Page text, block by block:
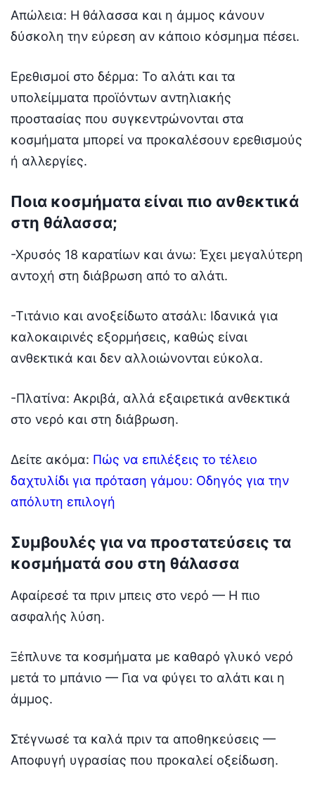
Απώλεια: Η θάλασσα και η άμμος κάνουν
δύσκολη την εύρεση αν κάποιο κόσμημα πέσει.
Ερεθισμοί στο δέρμα: Το αλάτι και τα
υπολείμματα προϊόντων αντηλιακής
προστασίας που συγκεντρώνονται στα
κοσμήματα μπορεί να προκαλέσουν ερεθισμούς
ή αλλεργίες.
Ποια κοσμήματα είναι πιο ανθεκτικά
στη θάλασσα;
-Χρυσός 18 καρατίων και άνω: Έχει μεγαλύτερη
αντοχή στη διάβρωση από το αλάτι.
-Τιτάνιο και ανοξείδωτο ατσάλι: Ιδανικά για
καλοκαιρινές εξορμήσεις, καθώς είναι
ανθεκτικά και δεν αλλοιώνονται εύκολα.
-Πλατίνα: Ακριβά, αλλά εξαιρετικά ανθεκτικά
στο νερό και στη διάβρωση.
Δείτε ακόμα: Πώς να επιλέξεις το τέλειο
δαχτυλίδι για πρόταση γάμου: Οδηγός για την
απόλυτη επιλογή
Συμβουλές για να προστατεύσεις τα
κοσμήματά σου στη θάλασσα
Αφαίρεσέ τα πριν μπεις στο νερό — Η πιο
ασφαλής λύση.
Ξέπλυνε τα κοσμήματα με καθαρό γλυκό νερό
μετά το μπάνιο — Για να φύγει το αλάτι και η
άμμος.
Στέγνωσέ τα καλά πριν τα αποθηκεύσεις —
Αποφυγή υγρασίας που προκαλεί οξείδωση.